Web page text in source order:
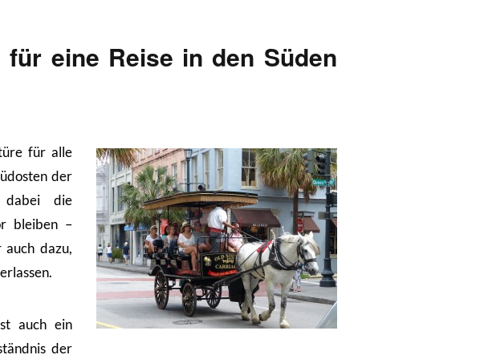
eine Reise in den Süden
für alle
der
dabei die
bleiben –
auch dazu,
auch ein
der